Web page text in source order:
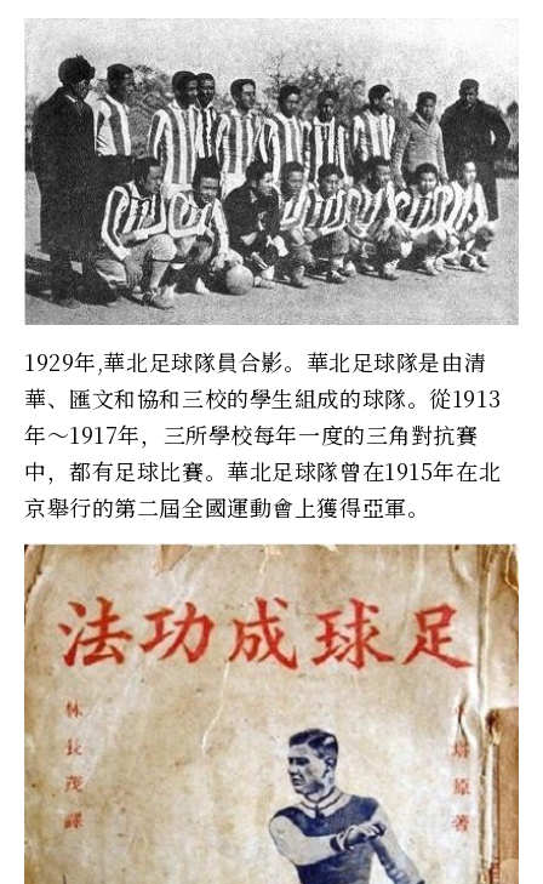
1929年,華北足球隊員合影。華北足球隊是由清
華、匯文和協和三校的學生組成的球隊。從1913
年～1917年，三所學校每年一度的三角對抗賽
中，都有足球比賽。華北足球隊曾在1915年在北
京舉行的第二屆全國運動會上獲得亞軍。